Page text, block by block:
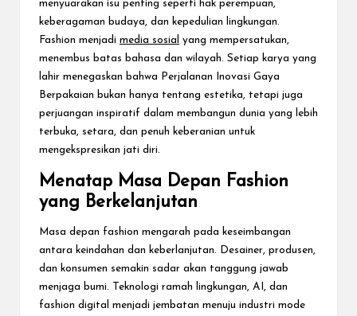
menyuarakan isu penting seperti hak perempuan,
keberagaman budaya, dan kepedulian lingkungan.
Fashion menjadi media sosial
yang mempersatukan,
menembus batas bahasa dan wilayah. Setiap karya yang
lahir menegaskan bahwa Perjalanan Inovasi Gaya
Berpakaian bukan hanya tentang estetika, tetapi juga
perjuangan inspiratif dalam membangun dunia yang lebih
terbuka, setara, dan penuh keberanian untuk
mengekspresikan jati diri.
Menatap Masa Depan Fashion
yang Berkelanjutan
Masa depan fashion mengarah pada keseimbangan
antara keindahan dan keberlanjutan. Desainer, produsen,
dan konsumen semakin sadar akan tanggung jawab
menjaga bumi. Teknologi ramah lingkungan, AI, dan
fashion digital menjadi jembatan menuju industri mode